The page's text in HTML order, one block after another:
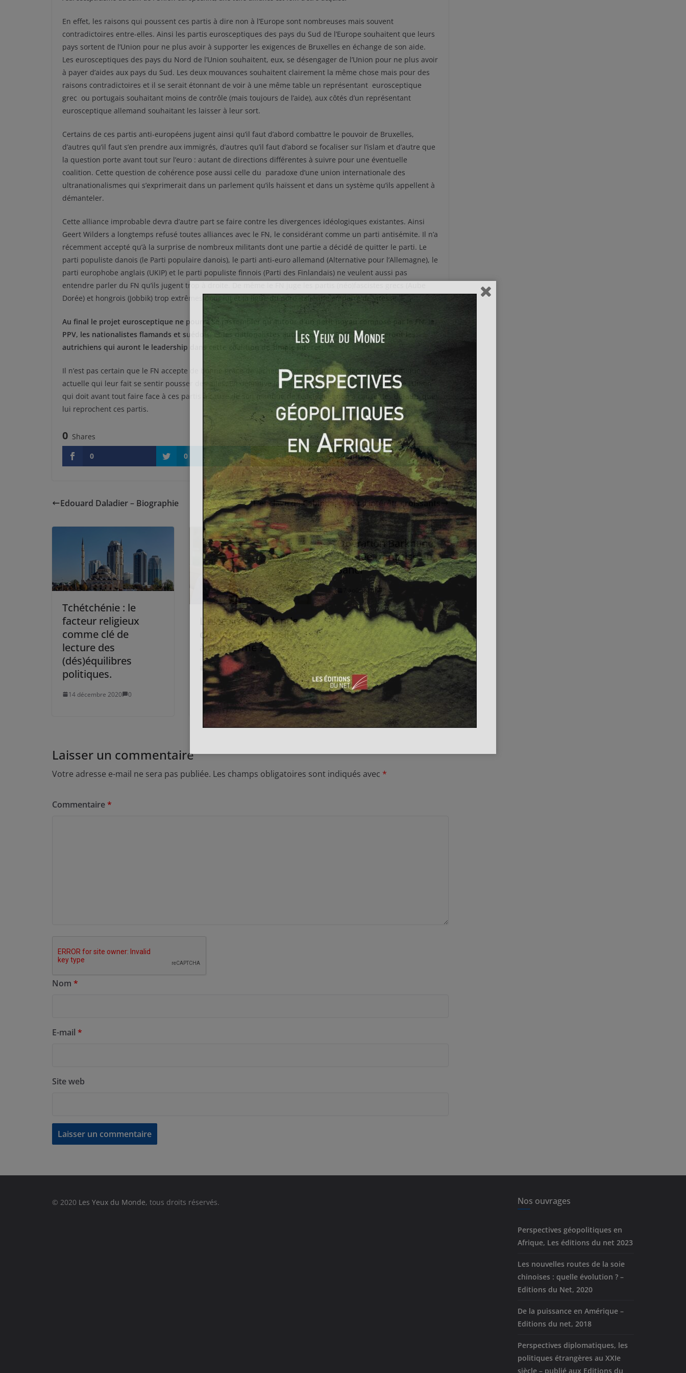
En effet, les raisons qui poussent ces partis à dire non à l’Europe sont nombreuses mais souvent
contradictoires entre-elles. Ainsi les partis eurosceptiques des pays du Sud de l’Europe souhaitent que leurs
pays sortent de l’Union pour ne plus avoir à supporter les exigences de Bruxelles en échange de son aide.
Les eurosceptiques des pays du Nord de l’Union souhaitent, eux, se désengager de l’Union pour ne plus avoir
à payer d’aides aux pays du Sud. Les deux mouvances souhaitent clairement la même chose mais pour des
raisons contradictoires et il se serait étonnant de voir à une même table un représentant eurosceptique
grec ou portugais souhaitant moins de contrôle (mais toujours de l’aide), aux côtés d’un représentant
eurosceptique allemand souhaitant les laisser à leur sort.
Certains de ces partis anti-européens jugent ainsi qu’il faut d’abord combattre le pouvoir de Bruxelles,
d’autres qu’il faut s’en prendre aux immigrés, d’autres qu’il faut d’abord se focaliser sur l’islam et d’autre que
la question porte avant tout sur l’euro : autant de directions différentes à suivre pour une éventuelle
coalition. Cette question de cohérence pose aussi celle du paradoxe d’une union internationale des
ultranationalismes qui s’exprimerait dans un parlement qu’ils haïssent et dans un système qu’ils appellent à
démanteler.
Cette alliance improbable devra d’autre part se faire contre les divergences idéologiques existantes. Ainsi
Geert Wilders a longtemps refusé toutes alliances avec le FN, le considérant comme un parti antisémite. Il n’a
récemment accepté qu’à la surprise de nombreux militants dont une partie a décidé de quitter le parti. Le
parti populiste danois (le Parti populaire danois), le parti anti-euro allemand (Alternative pour l’Allemagne), le
parti europhobe anglais (UKIP) et le parti populiste finnois (Parti des Finlandais) ne veulent aussi pas
entendre parler du FN qu’ils jugent trop à droite. De même le FN juge les partis (néo)fascistes grecs (Aube
Dorée) et hongrois (Jobbik) trop extrêmes pour lui et la ligue du nord italienne en perte de vitesse.
Au final le projet eurosceptique ne pourra se rassembler qu’autour d’un petit noyau composé par le FN, le
PPV, les nationalistes flamands et suédois, et les nationalistes autrichiens du FPÖ. Mais ce seront les
autrichiens qui auront le leadership dans cette coalition de simple intérêt.
Il n’est pas certain que le FN accepte de bonne grâce de lâcher le morceau surtout dans leur dynamique
actuelle qui leur fait se sentir pousser des ailes. En définitive la balle est avant tout dans le camp de l’Union
qui doit avant tout faire face à ces partis à cause de son manque de réaction et non à cause des défauts que
lui reprochent ces partis.
0 Shares
0
0 0 0
Edouard Daladier – Biographie L’enclave de Cabinda, enjeu d’intérêts croissants
Tchétchénie : le
facteur religieux
comme clé de
lecture des
(dés)équilibres
politiques.
14 décembre 2020 0
L’histoire de l’Irlande
du Nord arrive-t-elle
à son terme ?
20 février 2017
Opération Barkhane,
l’armée française au
Sahel
7 août 2014 0
Laisser un commentaire
Votre adresse e-mail ne sera pas publiée. Les champs obligatoires sont indiqués avec *
Commentaire*
Nom *
E-mail *
Site web
© 2020 Les Yeux du Monde, tous droits réservés. Nos ouvrages
Perspectives géopolitiques en
Afrique, Les éditions du net 2023
Les nouvelles routes de la soie
chinoises : quelle évolution ? –
Editions du Net, 2020
De la puissance en Amérique –
Editions du net, 2018
Perspectives diplomatiques, les
politiques étrangères au XXIe
siècle – publié aux Editions du